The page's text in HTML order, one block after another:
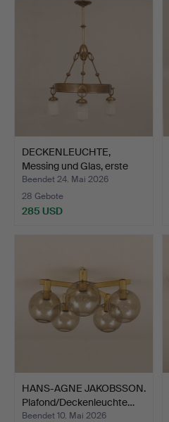
DECKENLEUCHTE,
Messing und Glas, erste
Häl…
Beendet 24. Mai 2026
28 Gebote
285 USD
HANS-AGNE JAKOBSSON.
Plafond/Deckenleuchte…
Beendet 10. Mai 2026